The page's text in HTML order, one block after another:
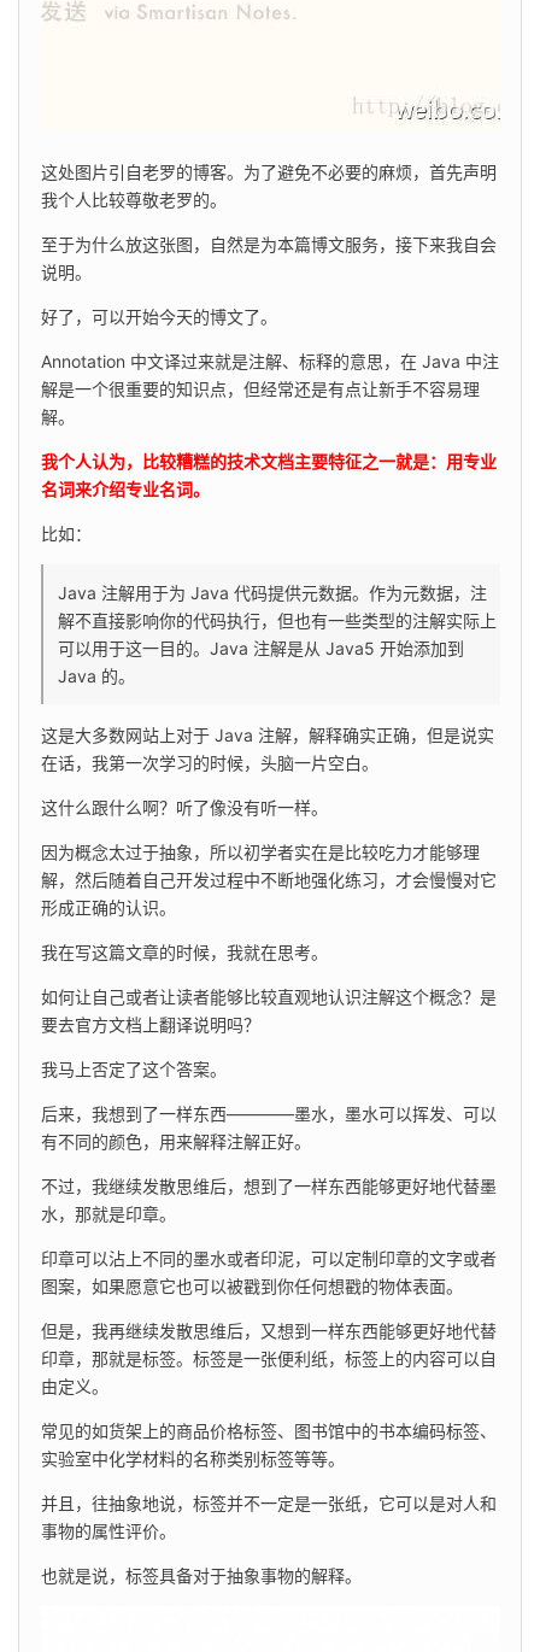
这处图片引自老罗的博客。为了避免不必要的麻烦，首先声明
我个人比较尊敬老罗的。
至于为什么放这张图，自然是为本篇博文服务，接下来我自会
说明。
好了，可以开始今天的博文了。
Annotation 中文译过来就是注解、标释的意思，在 Java 中注
解是一个很重要的知识点，但经常还是有点让新手不容易理
解。
我个人认为，比较糟糕的技术文档主要特征之一就是：用专业
名词来介绍专业名词。
比如：
Java 注解用于为 Java 代码提供元数据。作为元数据，注
解不直接影响你的代码执行，但也有一些类型的注解实际上
可以用于这一目的。Java 注解是从 Java5 开始添加到
Java 的。
这是大多数网站上对于 Java 注解，解释确实正确，但是说实
在话，我第一次学习的时候，头脑一片空白。
这什么跟什么啊？听了像没有听一样。
因为概念太过于抽象，所以初学者实在是比较吃力才能够理
解，然后随着自己开发过程中不断地强化练习，才会慢慢对它
形成正确的认识。
我在写这篇文章的时候，我就在思考。
如何让自己或者让读者能够比较直观地认识注解这个概念？是
要去官方文档上翻译说明吗？
我马上否定了这个答案。
后来，我想到了一样东西————墨水，墨水可以挥发、可以
有不同的颜色，用来解释注解正好。
不过，我继续发散思维后，想到了一样东西能够更好地代替墨
水，那就是印章。
印章可以沾上不同的墨水或者印泥，可以定制印章的文字或者
图案，如果愿意它也可以被戳到你任何想戳的物体表面。
但是，我再继续发散思维后，又想到一样东西能够更好地代替
印章，那就是标签。标签是一张便利纸，标签上的内容可以自
由定义。
常见的如货架上的商品价格标签、图书馆中的书本编码标签、
实验室中化学材料的名称类别标签等等。
并且，往抽象地说，标签并不一定是一张纸，它可以是对人和
事物的属性评价。
也就是说，标签具备对于抽象事物的解释。